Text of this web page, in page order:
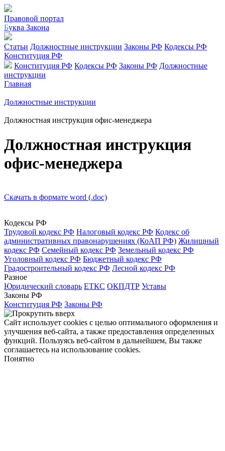
Правовой портал
Буква Закона
Статьи Должностные инструкции Законы РФ Кодексы РФ
Конституция РФ
Конституция РФ Кодексы РФ Законы РФ Должностные
инструкции
Главная
Должностные инструкции
Должностная инструкция офис-менеджера
Должностная инструкция
офис-менеджера
Скачать в формате word (.doc)
Кодексы РФ
Трудовой кодекс РФ Налоговый кодекс РФ Кодекс об
административных правонарушениях (КоАП РФ) Жилищный
кодекс РФ Семейный кодекс РФ Земельный кодекс РФ
Уголовный кодекс РФ Бюджетный кодекс РФ
Градостроительный кодекс РФ Лесной кодекс РФ
Разное
Юридический словарь ЕТКС ОКПДТР Уставы
Законы РФ
Конституция РФ Законы РФ
Сайт использует cookies с целью оптимального оформления и
улучшения веб-сайта, а также предоставления определенных
функций. Пользуясь веб-сайтом в дальнейшем, Вы также
соглашаетесь на использование cookies.
Понятно